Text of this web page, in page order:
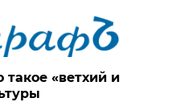
такое «ветхий и